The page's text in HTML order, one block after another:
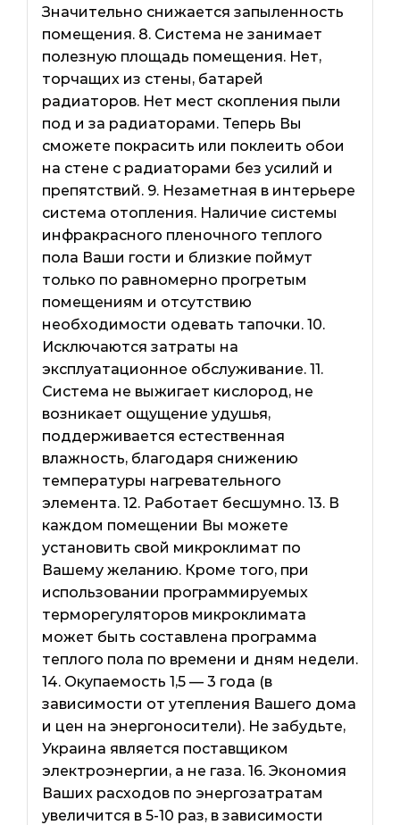
Значительно снижается запыленность
помещения. 8. Система не занимает
полезную площадь помещения. Нет,
торчащих из стены, батарей
радиаторов. Нет мест скопления пыли
под и за радиаторами. Теперь Вы
сможете покрасить или поклеить обои
на стене с радиаторами без усилий и
препятствий. 9. Незаметная в интерьере
система отопления. Наличие системы
инфракрасного пленочного теплого
пола Ваши гости и близкие поймут
только по равномерно прогретым
помещениям и отсутствию
необходимости одевать тапочки. 10.
Исключаются затраты на
эксплуатационное обслуживание. 11.
Система не выжигает кислород, не
возникает ощущение удушья,
поддерживается естественная
влажность, благодаря снижению
температуры нагревательного
элемента. 12. Работает бесшумно. 13. В
каждом помещении Вы можете
установить свой микроклимат по
Вашему желанию. Кроме того, при
использовании программируемых
терморегуляторов микроклимата
может быть составлена ​​программа
теплого пола по времени и дням недели.
14. Окупаемость 1,5 — 3 года (в
зависимости от утепления Вашего дома
и цен на энергоносители). Не забудьте,
Украина является поставщиком
электроэнергии, а не газа. 16. Экономия
Ваших расходов по энергозатратам
увеличится в 5-10 раз, в зависимости